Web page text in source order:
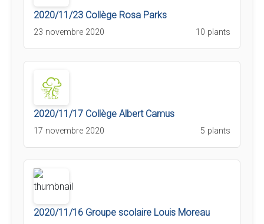
2020/11/23 Collège Rosa Parks
23 novembre 2020 10 plants
2020/11/17 Collège Albert Camus
17 novembre 2020 5 plants
2020/11/16 Groupe scolaire Louis Moreau